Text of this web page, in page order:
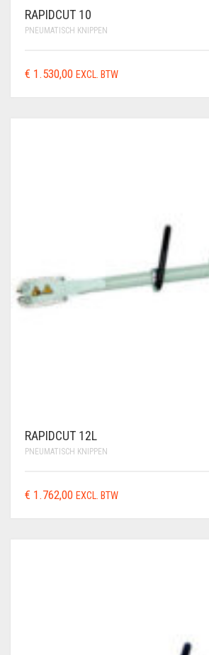
RAPIDCUT 10
PNEUMATISCH KNIPPEN
€ 1.530,00 EXCL. BTW
RAPIDCUT 12L
PNEUMATISCH KNIPPEN
€ 1.762,00 EXCL. BTW